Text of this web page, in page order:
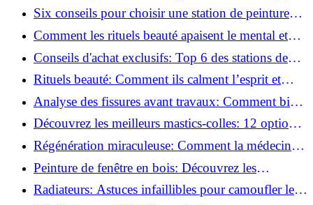
un rendu professionnel ?
Six conseils pour choisir une station de peinture
basse pression
Comment les rituels beauté apaisent le mental et
créent des moments pour soi ?
Conseils d'achat exclusifs: Top 6 des stations de
peinture basse pression incontournables!
Rituels beauté: Comment ils calment l’esprit et
chouchoutent votre âme!
Analyse des fissures avant travaux: Comment bien
préparer vos surfaces!
Découvrez les meilleurs mastics-colles: 12 options
dès 6,70 €!
Régénération miraculeuse: Comment la médecine
régénérative peut restaurer votre confiance!
Peinture de fenêtre en bois: Découvrez les
techniques infaillibles pour un résultat parfait!
Radiateurs: Astuces infaillibles pour camoufler les